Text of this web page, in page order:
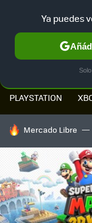
PLAYSTATION
HOY SE HABLA DE
Mercado Libre
Ya puedes